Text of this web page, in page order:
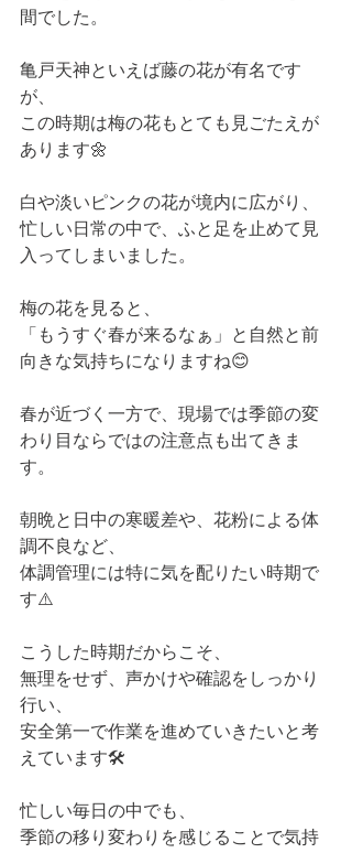
間でした。
亀戸天神といえば藤の花が有名です
が、
この時期は梅の花もとても見ごたえが
あります🌼
白や淡いピンクの花が境内に広がり、
忙しい日常の中で、ふと足を止めて見
入ってしまいました。
梅の花を見ると、
「もうすぐ春が来るなぁ」と自然と前
向きな気持ちになりますね😊
春が近づく一方で、現場では季節の変
わり目ならではの注意点も出てきま
す。
朝晩と日中の寒暖差や、花粉による体
調不良など、
体調管理には特に気を配りたい時期で
す⚠️
こうした時期だからこそ、
無理をせず、声かけや確認をしっかり
行い、
安全第一で作業を進めていきたいと考
えています🛠️
忙しい毎日の中でも、
季節の移り変わりを感じることで気持